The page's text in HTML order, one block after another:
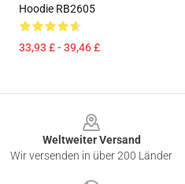
Hoodie RB2605
33,93 £ - 39,46 £
Weltweiter Versand
Wir versenden in über 200 Länder